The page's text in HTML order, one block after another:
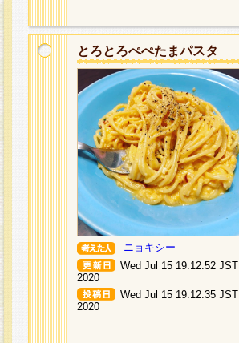
とろとろぺぺたまパスタ
ニョキシー
Wed Jul 15 19:12:52 JST
2020
Wed Jul 15 19:12:35 JST
2020